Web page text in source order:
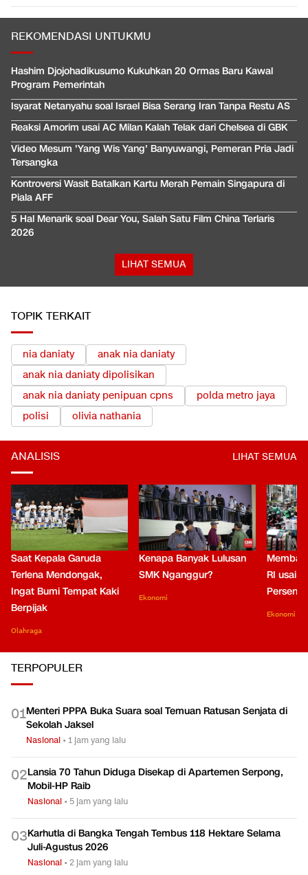
REKOMENDASI UNTUKMU
Hashim Djojohadikusumo Kukuhkan 20 Ormas Baru Kawal
Program Pemerintah
Isyarat Netanyahu soal Israel Bisa Serang Iran Tanpa Restu AS
Reaksi Amorim usai AC Milan Kalah Telak dari Chelsea di GBK
Video Mesum 'Yang Wis Yang' Banyuwangi, Pemeran Pria Jadi
Tersangka
Kontroversi Wasit Batalkan Kartu Merah Pemain Singapura di
Piala AFF
5 Hal Menarik soal Dear You, Salah Satu Film China Terlaris
2026
LIHAT SEMUA
TOPIK TERKAIT
nia daniaty
anak nia daniaty
anak nia daniaty dipolisikan
anak nia daniaty penipuan cpns
polda metro jaya
polisi
olivia nathania
ANALISIS LIHAT SEMUA
Saat Kepala Garuda
Terlena Mendongak,
Ingat Bumi Tempat Kaki
Berpijak
Olahraga
Kenapa Banyak Lulusan
SMK Nganggur?
Ekonomi
RI usai
Persen
Ekonomi
TERPOPULER
01Menteri PPPA Buka Suara soal Temuan Ratusan Senjata di
Sekolah Jaksel
Nasional •1 jam yang lalu
02Lansia 70 Tahun Diduga Disekap di Apartemen Serpong,
Mobil-HP Raib
Nasional • 5 jam yang lalu
03Karhutla di Bangka Tengah Tembus 118 Hektare Selama
Juli-Agustus 2026
Nasional •2 jam yang lalu